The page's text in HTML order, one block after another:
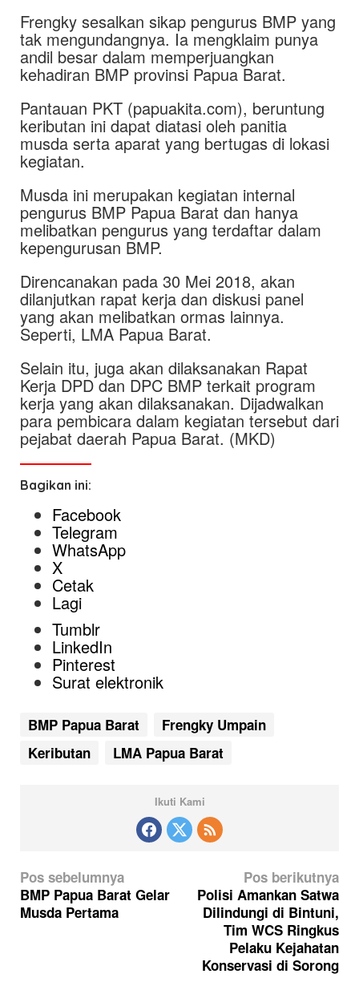
Frengky sesalkan sikap pengurus BMP yang
tak mengundangnya. Ia mengklaim punya
andil besar dalam memperjuangkan
kehadiran BMP provinsi Papua Barat.
Pantauan PKT (papuakita.com), beruntung
keributan ini dapat diatasi oleh panitia
musda serta aparat yang bertugas di lokasi
kegiatan.
Musda ini merupakan kegiatan internal
pengurus BMP Papua Barat dan hanya
melibatkan pengurus yang terdaftar dalam
kepengurusan BMP.
Direncanakan pada 30 Mei 2018, akan
dilanjutkan rapat kerja dan diskusi panel
yang akan melibatkan ormas lainnya.
Seperti, LMA Papua Barat.
Selain itu, juga akan dilaksanakan Rapat
Kerja DPD dan DPC BMP terkait program
kerja yang akan dilaksanakan. Dijadwalkan
para pembicara dalam kegiatan tersebut dari
pejabat daerah Papua Barat. (MKD)
Bagikan ini:
Facebook
Telegram
WhatsApp
X
Cetak
Lagi
Tumblr
LinkedIn
Pinterest
Surat elektronik
BMP Papua Barat
Frengky Umpain
Keributan
LMA Papua Barat
Ikuti Kami
N
a
v
Pos sebelumnya
BMP Papua Barat Gelar
Musda Pertama
Pos berikutnya
Polisi Amankan Satwa
Dilindungi di Bintuni,
Tim WCS Ringkus
Pelaku Kejahatan
Konservasi di Sorong